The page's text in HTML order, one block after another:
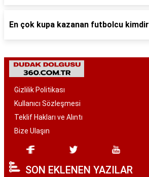
En çok kupa kazanan futbolcu kimdir
Gizlilik Politikası
Kullanıcı Sözleşmesi
Teklif Hakları ve Alıntı
Bize Ulaşın
SON EKLENEN YAZILAR